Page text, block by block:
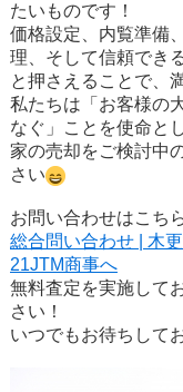
たいものです！
価格設定、内覧準備
理、そして信頼でき
と押さえることで、
私たちは「お客様の
なぐ」ことを使命と
家の売却をご検討中
さい
お問い合わせはこち
総合問い合わせ | 木
21JTM商事へ
無料査定を実施して
さい！
いつでもお待ちして